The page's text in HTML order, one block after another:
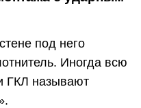
под него
Иногда всю
ГКЛ называют